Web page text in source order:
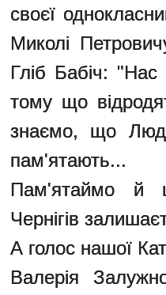
своєї
Миколі
Гліб Бабіч:
тому що
знаємо, що
пам'ятають...
Пам'ятаймо й
Чернігів
А голос нашої
Валерія